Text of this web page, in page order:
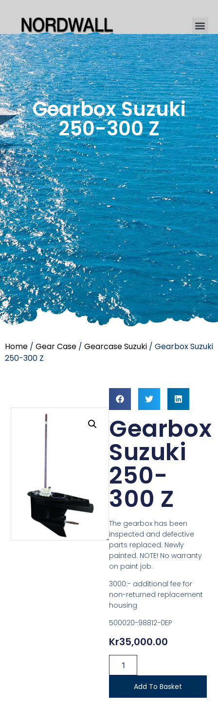
Gearbox Suzuki
250-300 Z
Home / Gear Case / Gearcase Suzuki / Gearbox Suzuki
250-300 Z
Gearbox
Suzuki
250-
300 Z
The gearbox has been
inspected and defective
parts replaced. Newly
painted. NOTE! No warranty
on paint job.
3000:- additional fee for
non-returned replacement
housing
500020-98812-0EP
Kr35,000.00
Add To Basket